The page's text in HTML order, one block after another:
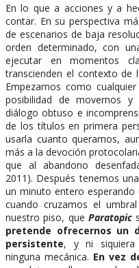
En lo que a acciones y a
contar. En su perspectiva
de escenarios de baja
orden determinado, con
ejecutar en momentos
transcienden el contexto de
Empezamos como
posibilidad de movernos
diálogo obtuso e
de los títulos en primera
usarla cuanto queramos,
más a la devoción
que al abandono
2011). Después tenemos
un minuto entero
cuando cruzamos el
nuestro piso, queParatopic
pretende ofrecernos un
persistente, y ni siquiera
ninguna mecánica. En vez